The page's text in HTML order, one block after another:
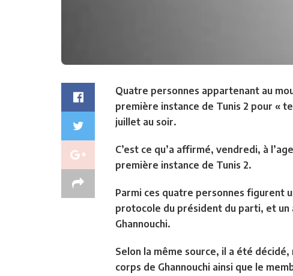
Quatre personnes appartenant au
première instance de Tunis 2 pour «
juillet au soir.
C’est ce qu’a affirmé, vendredi, à
première instance de Tunis 2.
Parmi ces quatre personnes figurent
protocole du président du parti, et un
Ghannouchi.
Selon la même source, il a été
corps de Ghannouchi ainsi que le